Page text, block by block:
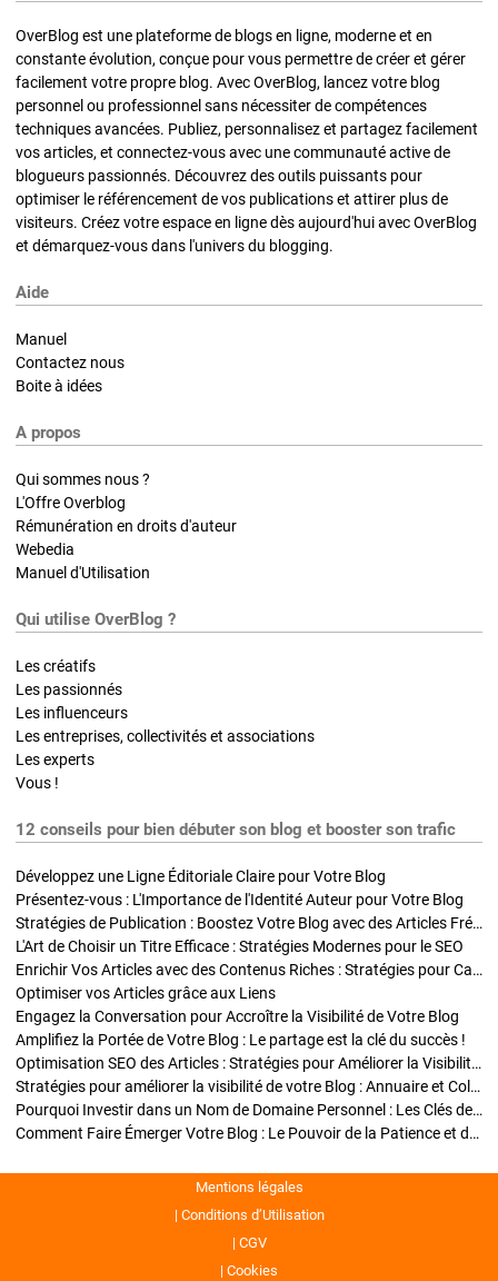
OverBlog est une plateforme de blogs en ligne, moderne et en
constante évolution, conçue pour vous permettre de créer et gérer
facilement votre propre blog. Avec OverBlog, lancez votre blog
personnel ou professionnel sans nécessiter de compétences
techniques avancées. Publiez, personnalisez et partagez facilement
vos articles, et connectez-vous avec une communauté active de
blogueurs passionnés. Découvrez des outils puissants pour
optimiser le référencement de vos publications et attirer plus de
visiteurs. Créez votre espace en ligne dès aujourd'hui avec OverBlog
et démarquez-vous dans l'univers du blogging.
Aide
Manuel
Contactez nous
Boite à idées
A propos
Qui sommes nous ?
L'Offre Overblog
Rémunération en droits d'auteur
Webedia
Manuel d'Utilisation
Qui utilise OverBlog ?
Les créatifs
Les passionnés
Les influenceurs
Les entreprises, collectivités et associations
Les experts
Vous !
12 conseils pour bien débuter son blog et booster son trafic
Développez une Ligne Éditoriale Claire pour Votre Blog
Présentez-vous : L'Importance de l'Identité Auteur pour Votre Blog
Stratégies de Publication : Boostez Votre Blog avec des Articles Fréquents et Exclusifs
L'Art de Choisir un Titre Efficace : Stratégies Modernes pour le SEO
Enrichir Vos Articles avec des Contenus Riches : Stratégies pour Captiver et Optimiser
Optimiser vos Articles grâce aux Liens
Engagez la Conversation pour Accroître la Visibilité de Votre Blog
Amplifiez la Portée de Votre Blog : Le partage est la clé du succès !
Optimisation SEO des Articles : Stratégies pour Améliorer la Visibilité de Votre Blog
Stratégies pour améliorer la visibilité de votre Blog : Annuaire et Collaborations
Pourquoi Investir dans un Nom de Domaine Personnel : Les Clés de la Réussite de Votre Blog
Comment Faire Émerger Votre Blog : Le Pouvoir de la Patience et de la Persévérance
Mentions légales
Conditions d’Utilisation
CGV
Cookies